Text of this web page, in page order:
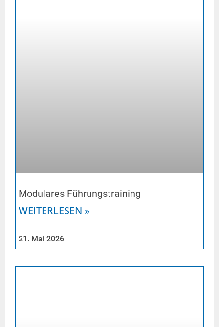
Modulares Führungstraining
WEITERLESEN »
21. Mai 2026